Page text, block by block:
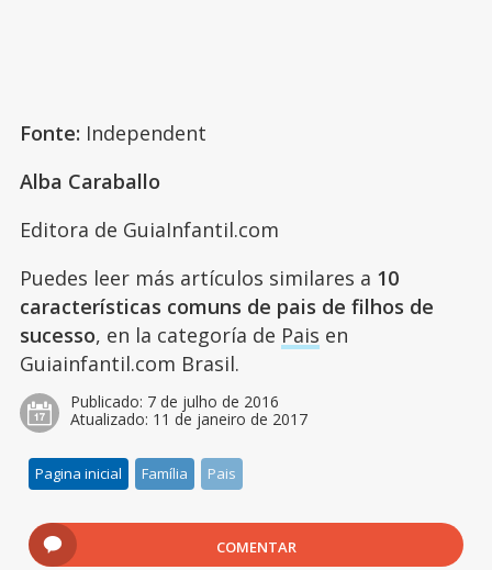
Fonte: Independent
Alba Caraballo
Editora de GuiaInfantil.com
Puedes leer más artículos similares a 10
características comuns de pais de filhos de
sucesso, en la categoría de Pais en
Guiainfantil.com Brasil.
Publicado: 7 de julho de 2016
Atualizado: 11 de janeiro de 2017
Pagina inicial Família Pais
COMENTAR